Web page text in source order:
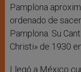
Pamplona
ordenado de
Pamplona. Su
Christi» de 1930
Llegó a México